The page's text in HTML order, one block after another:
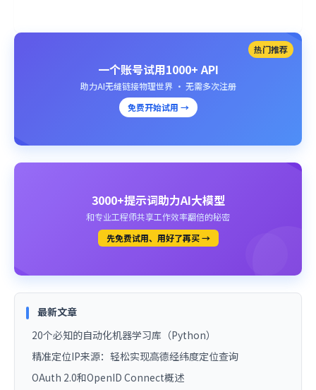
热门推荐
一个账号试用1000+ API
助力AI无缝链接物理世界 · 无需多次注册
免费开始试用 →
3000+提示词助力AI大模型
和专业工程师共享工作效率翻倍的秘密
先免费试用、用好了再买 →
最新文章
20个必知的自动化机器学习库（Python）
精准定位IP来源：轻松实现高德经纬度定位查询
OAuth 2.0和OpenID Connect概述